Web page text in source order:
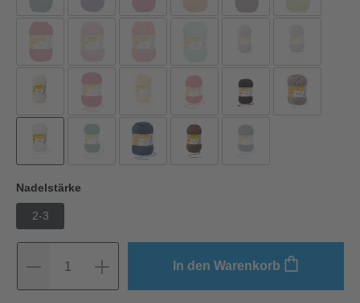
Nadelstärke
2-3
1 In den Warenkorb